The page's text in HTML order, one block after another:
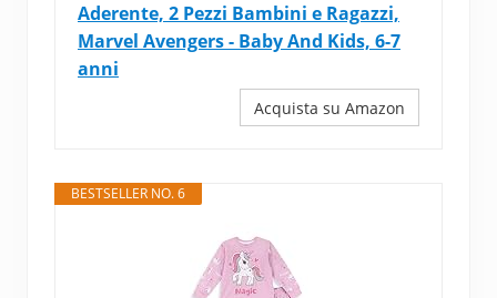
Aderente, 2 Pezzi Bambini e Ragazzi,
Marvel Avengers - Baby And Kids, 6-7
anni
Acquista su Amazon
BESTSELLER NO. 6